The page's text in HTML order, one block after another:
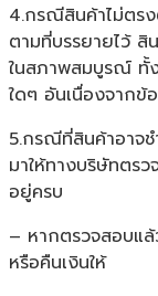
4.กรณีสินค้าไม่ตรง
ตามที่บรรยายไว้ สิ
ในสภาพสมบูรณ์ ทั้
ใดๆ อันเนื่องจาก
5.กรณีที่สินค้าอาจ
มาให้ทางบริษัทตร
อยู่ครบ
– หากตรวจสอบแ
หรือคืนเงินให้